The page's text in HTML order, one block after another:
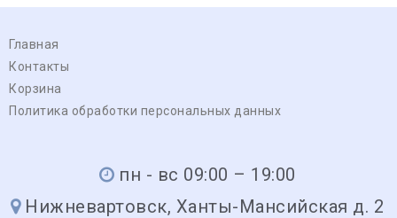
Главная
Контакты
Корзина
Политика обработки персональных данных
пн - вс 09:00 – 19:00
Нижневартовск, Ханты-Мансийская д. 2